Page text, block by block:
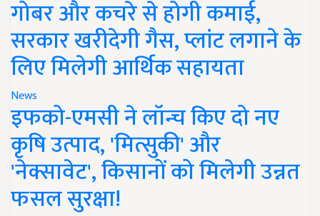
गोबर और कचरे से होगी कमाई,
सरकार खरीदेगी गैस, प्लांट लगाने के
लिए मिलेगी आर्थिक सहायता
News
इफको-एमसी ने लॉन्च किए दो नए
कृषि उत्पाद, 'मित्सुकी' और
'नेक्सावेट', किसानों को मिलेगी उन्नत
फसल सुरक्षा!